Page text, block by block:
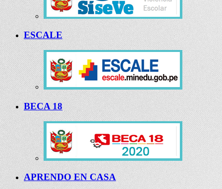
ESCALE
BECA 18
APRENDO EN CASA